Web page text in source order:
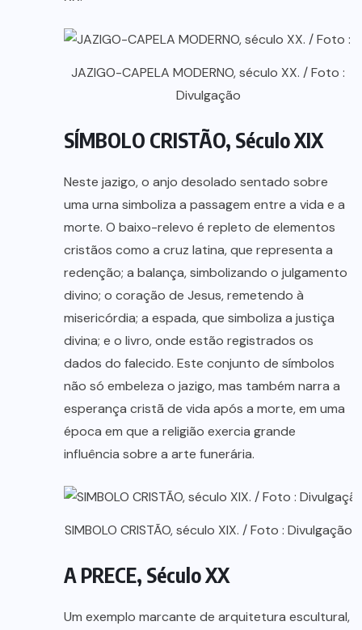
JAZIGO-CAPELA MODERNO, século XX. / Foto :
Divulgação
SÍMBOLO CRISTÃO, Século XIX
Neste jazigo, o anjo desolado sentado sobre
uma urna simboliza a passagem entre a vida e a
morte. O baixo-relevo é repleto de elementos
cristãos como a cruz latina, que representa a
redenção; a balança, simbolizando o julgamento
divino; o coração de Jesus, remetendo à
misericórdia; a espada, que simboliza a justiça
divina; e o livro, onde estão registrados os
dados do falecido. Este conjunto de símbolos
não só embeleza o jazigo, mas também narra a
esperança cristã de vida após a morte, em uma
época em que a religião exercia grande
influência sobre a arte funerária.
SIMBOLO CRISTÃO, século XIX. / Foto : Divulgação
A PRECE, Século XX
Um exemplo marcante de arquitetura escultural,